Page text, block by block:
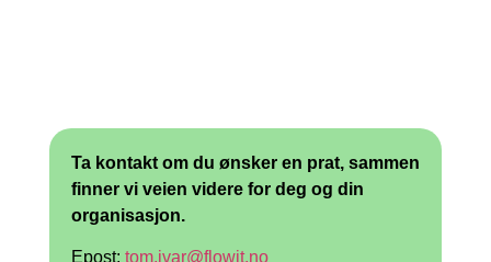
Ta kontakt om du ønsker en prat, sammen
finner vi veien videre for deg og din
organisasjon.
Epost: tom.ivar@flowit.no